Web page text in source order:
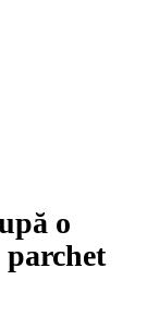
o